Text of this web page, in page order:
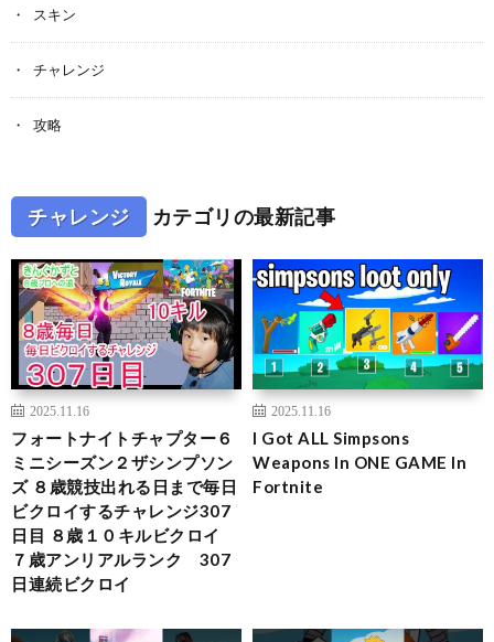
スキン
チャレンジ
攻略
チャレンジ カテゴリの最新記事
2025.11.16
フォートナイトチャプター６
ミニシーズン２ザシンプソン
ズ ８歳競技出れる日まで毎日
ビクロイするチャレンジ307
日目 ８歳１０キルビクロイ
７歳アンリアルランク 307
日連続ビクロイ
2025.11.16
I Got ALL Simpsons
Weapons In ONE GAME In
Fortnite